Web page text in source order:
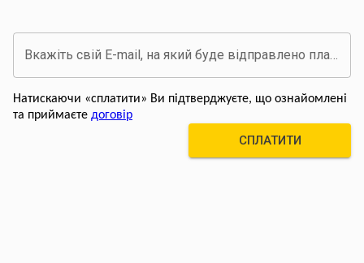
Вкажіть свій E-mail, на який буде відправлено платіжний документ про оплату
Натискаючи «сплатити» Ви підтверджуєте, що ознайомлені
та приймаєте договір
СПЛАТИТИ